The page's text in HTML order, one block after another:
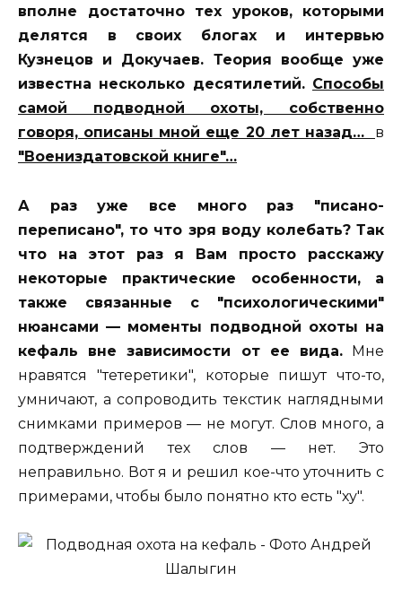
вполне достаточно тех уроков, которыми
делятся в своих блогах и интервью
Кузнецов и Докучаев. Теория вообще уже
известна несколько десятилетий. Способы
самой подводной охоты, собственно
говоря, описаны мной еще 20 лет назад… в
"Воениздатовской книге"…
А раз уже все много раз "писано-
переписано", то что зря воду колебать? Так
что на этот раз я Вам просто расскажу
некоторые практические особенности, а
также связанные с "психологическими"
нюансами — моменты подводной охоты на
кефаль вне зависимости от ее вида.Мне
нравятся "тетеретики", которые пишут что-то,
умничают, а сопроводить текстик наглядными
снимками примеров — не могут. Слов много, а
подтверждений тех слов — нет. Это
неправильно. Вот я и решил кое-что уточнить с
примерами, чтобы было понятно кто есть "ху".